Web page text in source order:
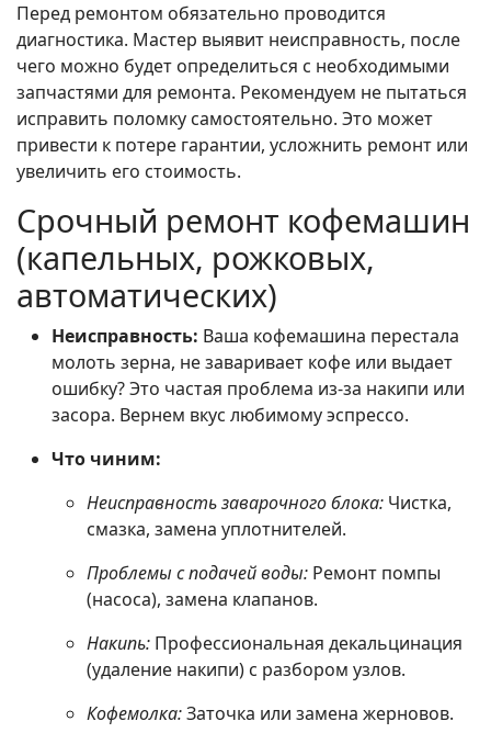
Перед ремонтом обязательно проводится
диагностика. Мастер выявит неисправность, после
чего можно будет определиться с необходимыми
запчастями для ремонта. Рекомендуем не пытаться
исправить поломку самостоятельно. Это может
привести к потере гарантии, усложнить ремонт или
увеличить его стоимость.
Срочный ремонт кофемашин
(капельных, рожковых,
автоматических)
Неисправность: Ваша кофемашина перестала
молоть зерна, не заваривает кофе или выдает
ошибку? Это частая проблема из-за накипи или
засора. Вернем вкус любимому эспрессо.
Что чиним:
Неисправность заварочного блока: Чистка,
смазка, замена уплотнителей.
Проблемы с подачей воды: Ремонт помпы
(насоса), замена клапанов.
Накипь: Профессиональная декальцинация
(удаление накипи) с разбором узлов.
Кофемолка:Заточка или замена жерновов.